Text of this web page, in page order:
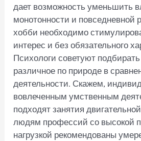
дает возможность уменьшить
монотонности и повседневной
хобби необходимо
интерес и без обязательного
Психологи советуют
различное по природе в
деятельности. Скажем,
вовлеченным умственным
подходят занятия
людям профессий со высокой
нагрузкой рекомендованы